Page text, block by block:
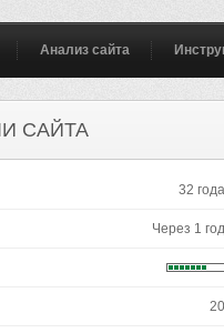
Анализ сайта
САЙТА
32 года
Через 1 год
20